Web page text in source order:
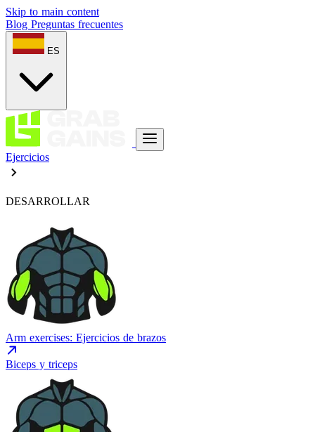
Skip to main content
Blog Preguntas frecuentes
ES
Ejercicios
DESARROLLAR
Arm exercises: Ejercicios de brazos
Biceps y triceps